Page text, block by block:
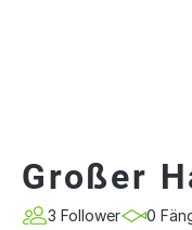
Großer
3 Follower 0